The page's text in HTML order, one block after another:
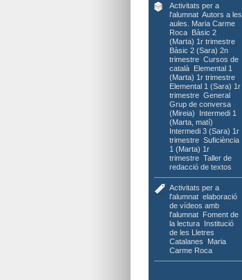
Activitats per a
l'alumnat, Autors a les
aules. Maria Carme
Roca, Bàsic 2
(Marta) 1r trimestre,
Bàsic 2 (Sara) 2n
trimestre, Cursos de
català, Elemental 1
(Marta) 1r trimestre,
Elemental 1 (Sara) 1r
trimestre, General,
Grup de conversa
(Mireia)
Intermedi 1
(Marta, matí)
Intermedi 3 (Sara) 1r
trimestre, Suficiència
1 (Marta) 1r
trimestre, Taller de
redacció de textos
Activitats per a
l'alumnat, elaboració
de vídeos amb
l'alumnat, Foment de
la lectura, Institució
de les Lletres
Catalanes
Maria
Carme Roca